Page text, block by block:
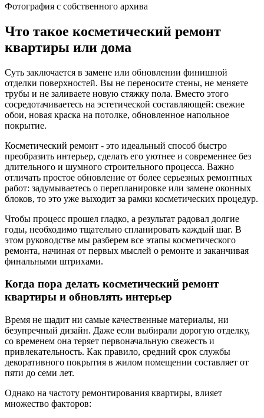
Фотография с собственного архива
Что такое косметический ремонт
квартиры или дома
Суть заключается в замене или обновлении финишной
отделки поверхностей. Вы не переносите стены, не меняете
трубы и не заливаете новую стяжку пола. Вместо этого
сосредотачиваетесь на эстетической составляющей: свежие
обои, новая краска на потолке, обновленное напольное
покрытие.
Косметический ремонт - это идеальный способ быстро
преобразить интерьер, сделать его уютнее и современнее без
длительного и шумного строительного процесса. Важно
отличать простое обновление от более серьезных ремонтных
работ: задумываетесь о перепланировке или замене оконных
блоков, то это уже выходит за рамки косметических процедур.
Чтобы процесс прошел гладко, а результат радовал долгие
годы, необходимо тщательно спланировать каждый шаг. В
этом руководстве мы разберем все этапы косметического
ремонта, начиная от первых мыслей о ремонте и заканчивая
финальными штрихами.
Когда пора делать косметический ремонт
квартиры и обновлять интерьер
Время не щадит ни самые качественные материалы, ни
безупречный дизайн. Даже если выбирали дорогую отделку,
со временем она теряет первоначальную свежесть и
привлекательность. Как правило, средний срок службы
декоративного покрытия в жилом помещении составляет от
пяти до семи лет.
Однако на частоту ремонтирования квартиры, влияет
множество факторов: